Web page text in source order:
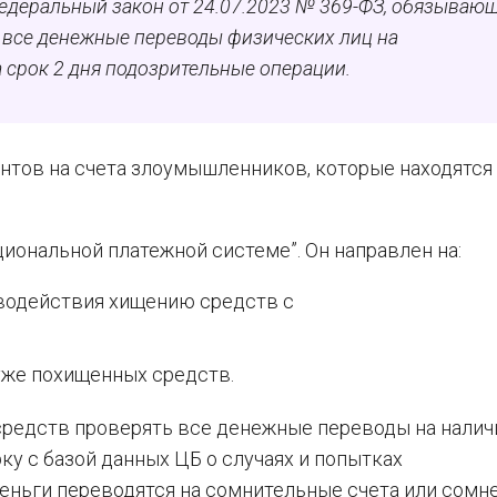
закон от 24.07.2023 № 369-ФЗ,
денежные переводы физических лиц на
2 дня подозрительные операции.
на счета злоумышленников, которые находятся
платежной системе”. Он направлен на:
хищению средств с
похищенных средств.
проверять все денежные переводы на
с базой данных ЦБ о случаях и попытках
переводятся на сомнительные счета или